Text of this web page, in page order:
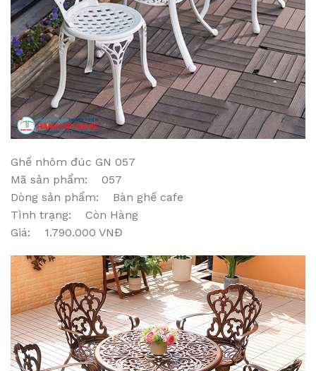
Ghế nhôm đúc GN 057
Mã sản phẩm: 057
Dòng sản phẩm: Bàn ghế cafe
Tình trạng: Còn Hàng
Giá: 1.790.000 VNĐ